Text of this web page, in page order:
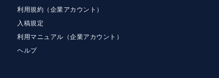
利用規約（企業アカウント）
入稿規定
利用マニュアル（企業アカウント）
ヘルプ